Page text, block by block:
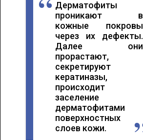
Дерматофиты
проникают в
кожные покровы
через их дефекты.
Далее они
прорастают,
секретируют
кератиназы,
происходит
заселение
дерматофитами
поверхностных
слоев кожи.